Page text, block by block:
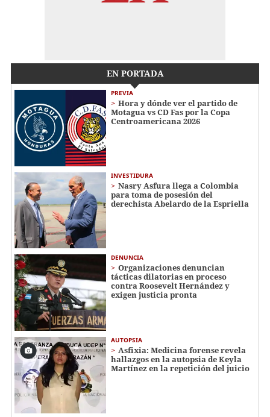
EN PORTADA
PREVIA
Hora y dónde ver el partido de
Motagua vs CD Fas por la Copa
Centroamericana 2026
INVESTIDURA
Nasry Asfura llega a Colombia
para toma de posesión del
derechista Abelardo de la Espriella
DENUNCIA
Organizaciones denuncian
tácticas dilatorias en proceso
contra Roosevelt Hernández y
exigen justicia pronta
AUTOPSIA
Asfixia: Medicina forense revela
hallazgos en la autopsia de Keyla
Martínez en la repetición del juicio